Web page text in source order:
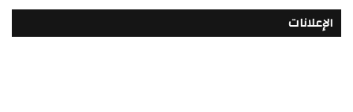
الإعلانات